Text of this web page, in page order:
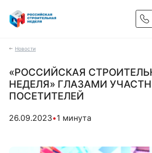
Новости
«РОССИЙСКАЯ
НЕДЕЛЯ» ГЛАЗАМИ
ПОСЕТИТЕЛЕЙ
26.09.2023•1 минута